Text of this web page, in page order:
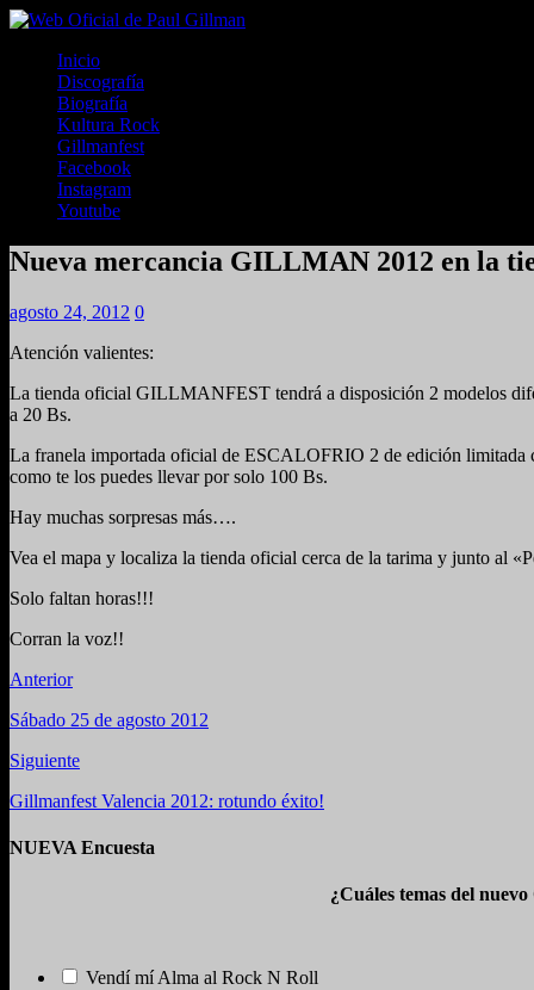
Inicio
Discografía
Biografía
Kultura Rock
Gillmanfest
Facebook
Instagram
Youtube
Nueva mercancia GILLMAN 2012 en la
agosto 24, 2012 0
Atención valientes:
La tienda oficial GILLMANFEST tendrá a disposición 2 modelos
a 20 Bs.
La franela importada oficial de ESCALOFRIO 2 de edición limitada
como te los puedes llevar por solo 100 Bs.
Hay muchas sorpresas más….
Vea el mapa y localiza la tienda oficial cerca de la tarima y junto al
Solo faltan horas!!!
Corran la voz!!
Anterior
Sábado 25 de agosto 2012
Siguiente
Gillmanfest Valencia 2012: rotundo éxito!
NUEVA Encuesta
¿Cuáles temas del
Vendí mí Alma al Rock N Roll